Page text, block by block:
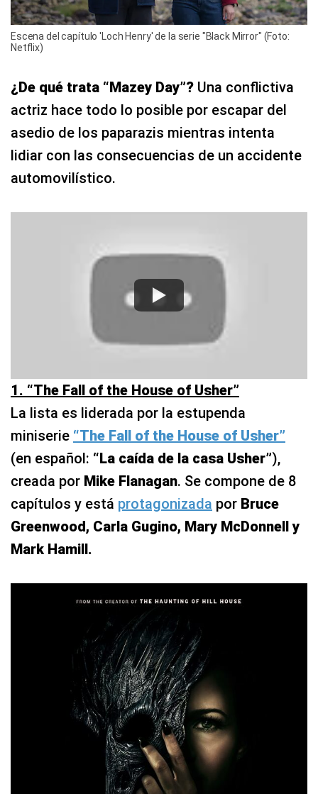
Escena del capítulo 'Loch Henry' de la serie "Black Mirror" (Foto:
Netflix)
¿De qué trata “Mazey Day”? Una conflictiva
actriz hace todo lo posible por escapar del
asedio de los paparazis mientras intenta
lidiar con las consecuencias de un accidente
automovilístico.
1. “The Fall of the House of Usher”
La lista es liderada por la estupenda
miniserie “The Fall of the House of Usher”
(en español: “La caída de la casa Usher”),
creada por Mike Flanagan. Se compone de 8
capítulos y está protagonizada por Bruce
Greenwood, Carla Gugino, Mary McDonnell y
Mark Hamill.